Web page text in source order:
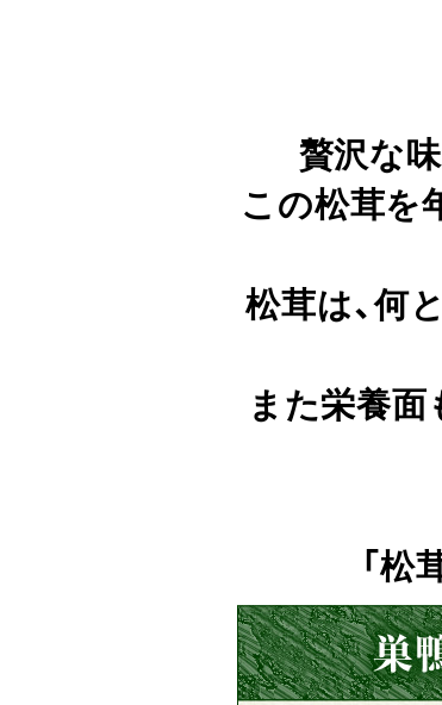
贅沢な
この松茸を
松茸は、何
また栄養面
「